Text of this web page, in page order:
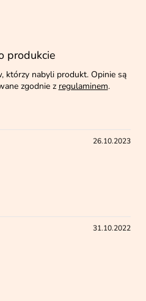
produkcie
którzy nabyli produkt. Opinie są
zgodnie z regulaminem.
26.10.2023
31.10.2022